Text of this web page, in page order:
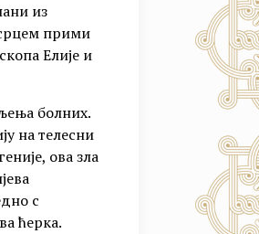
из
прими
Елије и
болних.
на телесни
ова зла
с
ћерка.